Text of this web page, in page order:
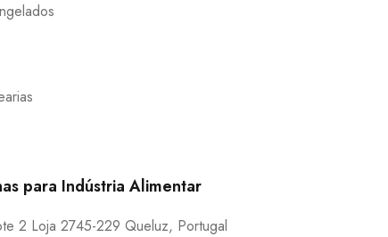
para Indústria Alimentar
2 Loja 2745-229 Queluz, Portugal